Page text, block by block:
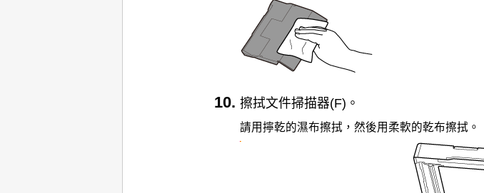
擦拭文件掃描器(F)。
請用擰乾的濕布擦拭，然後用柔軟的乾布擦拭。